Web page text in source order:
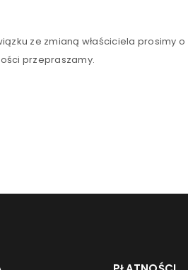
ze zmianą właściciela prosimy o
przepraszamy.